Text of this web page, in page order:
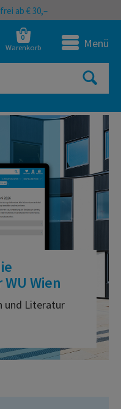
ab € 30,–
0
Warenkorb Menü
|
Wien
und Literatur